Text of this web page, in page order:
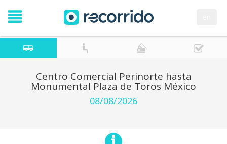
Centro Comercial Perinorte hasta
Monumental Plaza de Toros México
08/08/2026